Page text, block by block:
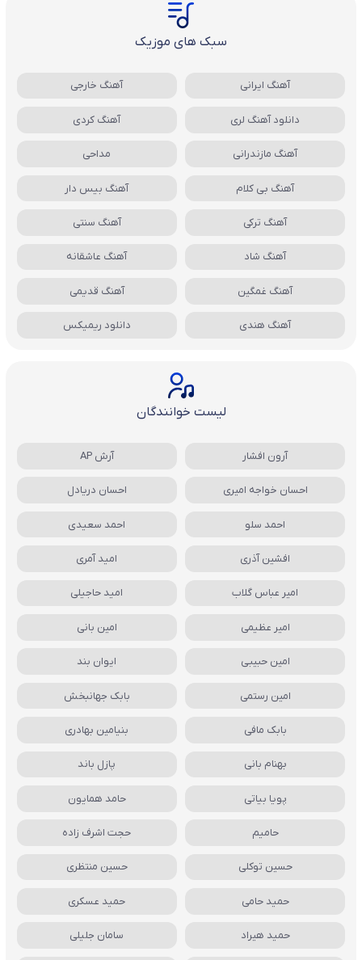
سبک های موزیک
آهنگ ایرانی آهنگ خارجی
دانلود آهنگ لری آهنگ کردی
آهنگ مازندرانی مداحی
آهنگ بی کلام آهنگ بیس دار
آهنگ ترکی آهنگ سنتی
آهنگ شاد آهنگ عاشقانه
آهنگ غمگین آهنگ قدیمی
آهنگ هندی دانلود ریمیکس
لیست خوانندگان
آرون افشار آرش AP
احسان خواجه امیری احسان دریادل
احمد سلو احمد سعیدی
افشین آذری امید آمری
امیر عباس گلاب امید حاجیلی
امیر عظیمی امین بانی
امین حبیبی ایوان بند
امین رستمی بابک جهانبخش
بابک مافی بنیامین بهادری
بهنام بانی پازل باند
پویا بیاتی حامد همایون
حامیم حجت اشرف زاده
حسین توکلی حسین منتظری
حمید حامی حمید عسکری
حمید هیراد سامان جلیلی